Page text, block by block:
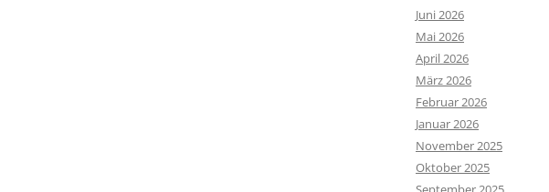
Juni 2026
Mai 2026
April 2026
März 2026
Februar 2026
Januar 2026
November 2025
Oktober 2025